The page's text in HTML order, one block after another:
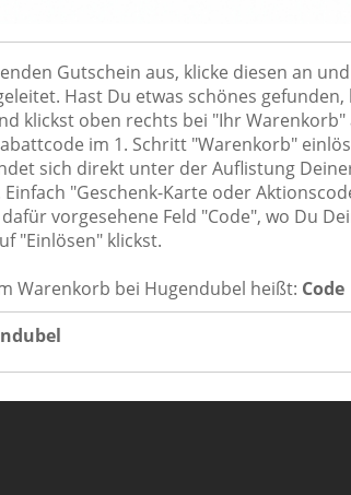
Gutschein aus, klicke diesen an
Hast Du etwas schönes
klickst oben rechts bei "Ihr Warenkorb"
im 1. Schritt "Warenkorb"
sich direkt unter der Auflistung
"Geschenk-Karte oder
vorgesehene Feld "Code", wo Du
"Einlösen" klickst.
Warenkorb bei Hugendubel heißt: Code